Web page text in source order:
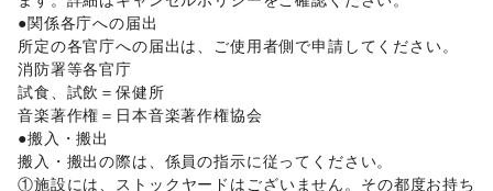
車/バイク・オートバイ
マイクロモビリティ/その他車・バイク・モビリティ
NPO・公共団体
地方公共団体・行政・政府
/NPO・ボランティア活動/その他NPO・公共団体
ビジネス・オフィス
法人向けサービス
イベント企画・運営/その他ビジネス・オフィス
●関係各庁への届出
所定の各官庁への届出は、ご使用者側で申請してください。
消防署等各官庁
試食、試飲＝保健所
音楽著作権＝日本音楽著作権協会
●搬入・搬出
搬入・搬出の際は、係員の指示に従ってください。
①施設には、ストックヤードはございません。その都度お持ち